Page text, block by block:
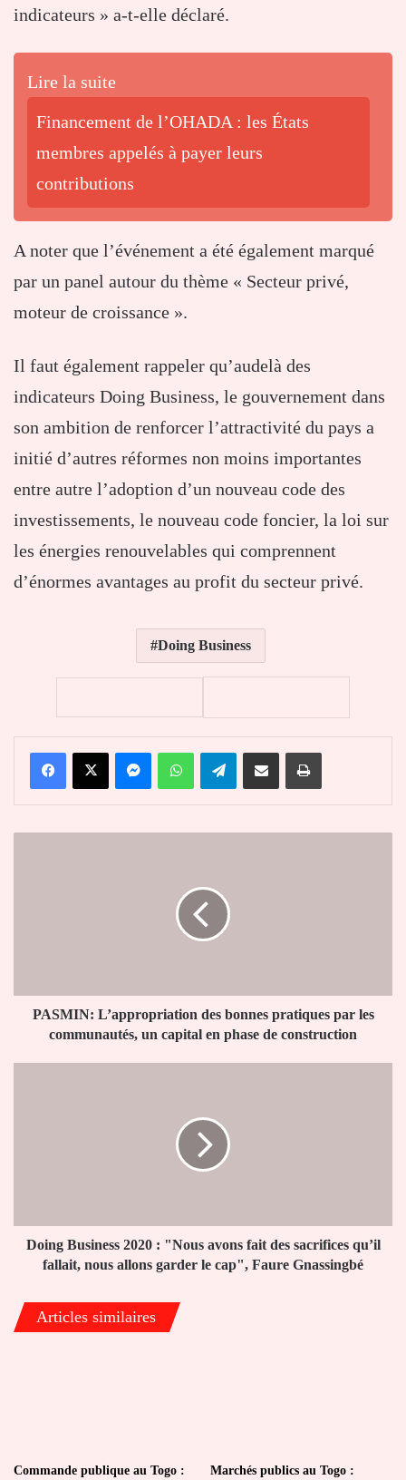
indicateurs » a-t-elle déclaré.
Lire la suite
Financement de l’OHADA : les États
membres appelés à payer leurs
contributions
A noter que l’événement a été également marqué
par un panel autour du thème « Secteur privé,
moteur de croissance ».
Il faut également rappeler qu’audelà des
indicateurs Doing Business, le gouvernement dans
son ambition de renforcer l’attractivité du pays a
initié d’autres réformes non moins importantes
entre autre l’adoption d’un nouveau code des
investissements, le nouveau code foncier, la loi sur
les énergies renouvelables qui comprennent
d’énormes avantages au profit du secteur privé.
Doing Business
FacebookX MessengerWhatsAppTelegramPartager par email Imprimer
un
capitalPASMIN: L’appropriation des bonnes pratiques par les
communautés, un capital en phase de construction
sacrifices
qu’il
fallait,
allons
garder
Doing Business 2020 : "Nous avons fait des sacrifices qu’il
fallait, nous allons garder le cap", Faure Gnassingbé
Articles similaires
Commande publique au Togo : Marchés publics au Togo :